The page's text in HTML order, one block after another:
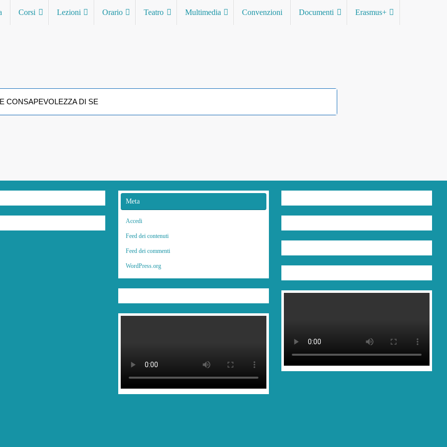
Corsi Lezioni Orario Teatro Multimedia Convenzioni Documenti Erasmus+
CONSAPEVOLEZZA DI SE
Meta
Accedi
Feed dei contenuti
Feed dei commenti
WordPress.org